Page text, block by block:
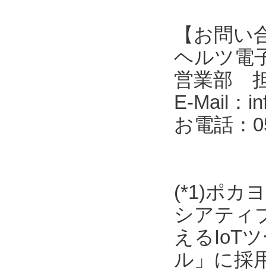
【お問い
ヘルツ電
営業部
E-Mail：
お電話：
(*1)ポカ
シアティ
えるIoT
ル」に採